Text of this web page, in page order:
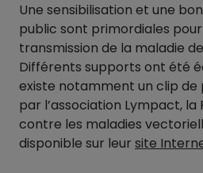
Une sensibilisation et une
public sont primordiales
transmission de la maladie
Différents supports ont été
existe notamment un clip de
par l’association Lympact,
contre les maladies
disponible sur leur site